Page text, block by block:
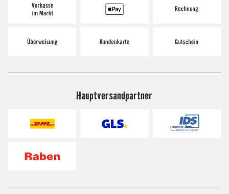
Hauptversandpartner